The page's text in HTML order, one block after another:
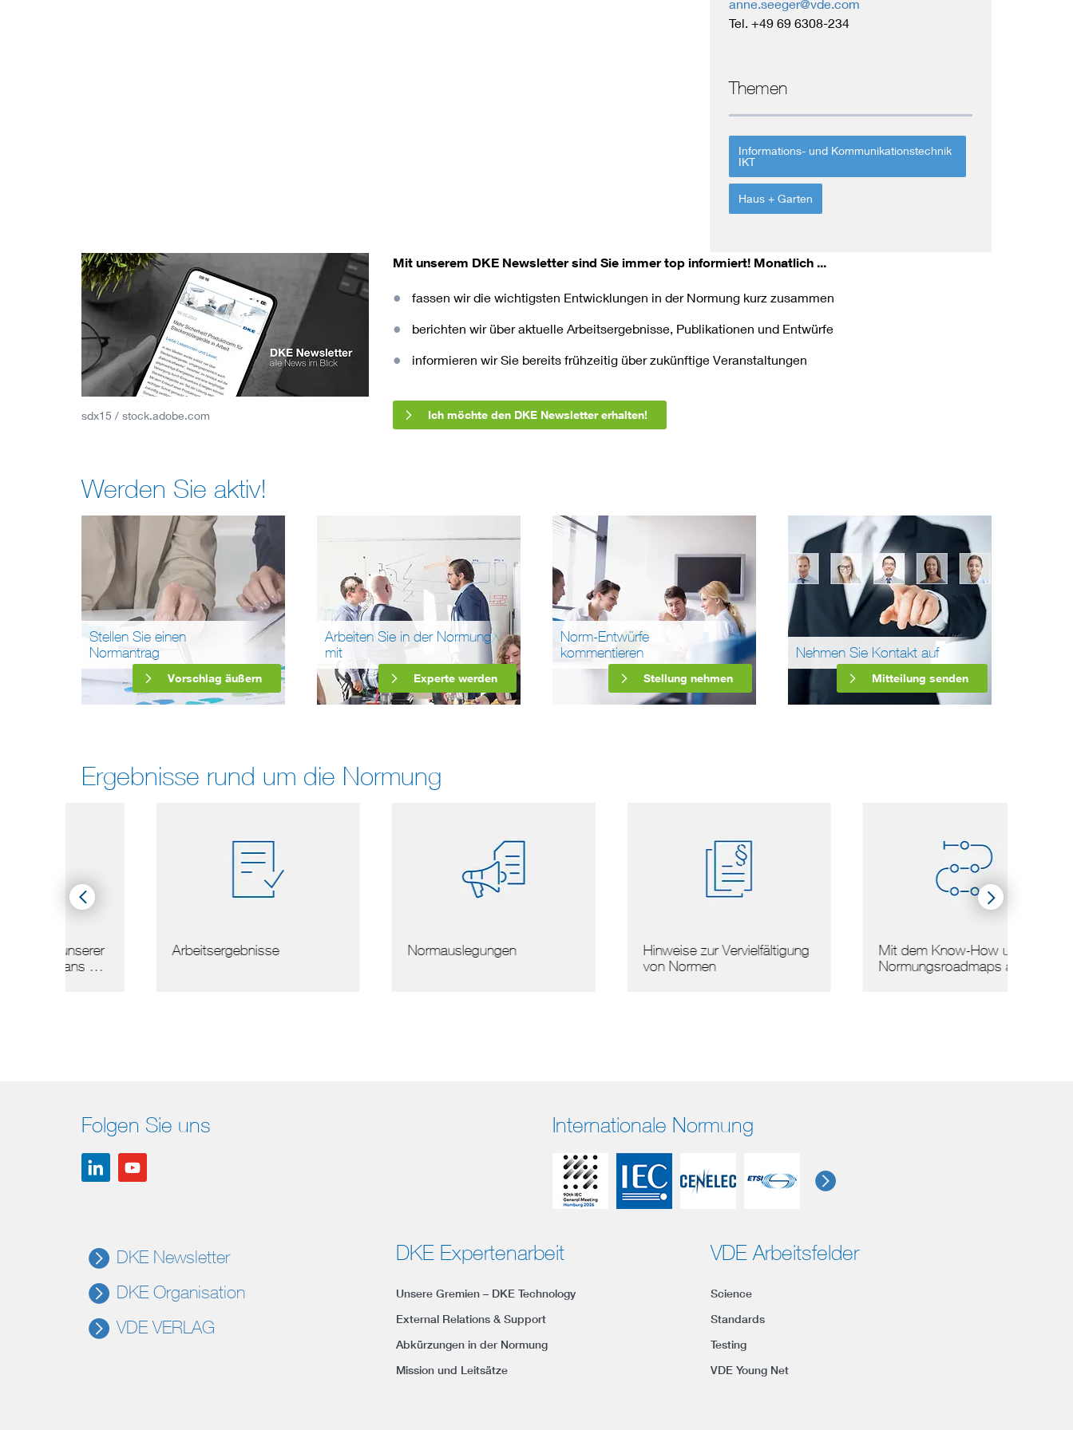
anne.seeger@vde.com
Tel. +49 69 6308-234
Themen
Informations- und Kommunikationstechnik
IKT
Haus + Garten
sdx15 / stock.adobe.com
Mit unserem DKE Newsletter sind Sie immer top informiert! Monatlich ...
fassen wir die wichtigsten Entwicklungen in der Normung kurz zusammen
berichten wir über aktuelle Arbeitsergebnisse, Publikationen und Entwürfe
informieren wir Sie bereits frühzeitig über zukünftige Veranstaltungen
Ich möchte den DKE Newsletter erhalten!
Werden Sie aktiv!
Stellen Sie einen
Normantrag
Vorschlag äußern
Arbeiten Sie in der Normung
mit
Experte werden
Norm-Entwürfe
kommentieren
Stellung nehmen
Nehmen Sie Kontakt auf
Mitteilung senden
Ergebnisse rund um die Normung
Arbeitsergebnisse Normauslegungen
Hinweise zur Vervielfältigung
Mit dem Know-How unserer
Normungsroadmaps ans …
Folgen Sie uns Internationale Normung
DKE Newsletter
DKE Organisation
VDE VERLAG
DKE Expertenarbeit
Unsere Gremien – DKE Technology
External Relations & Support
Abkürzungen in der Normung
Mission und Leitsätze
VDE Arbeitsfelder
Science
Standards
Testing
VDE Young Net